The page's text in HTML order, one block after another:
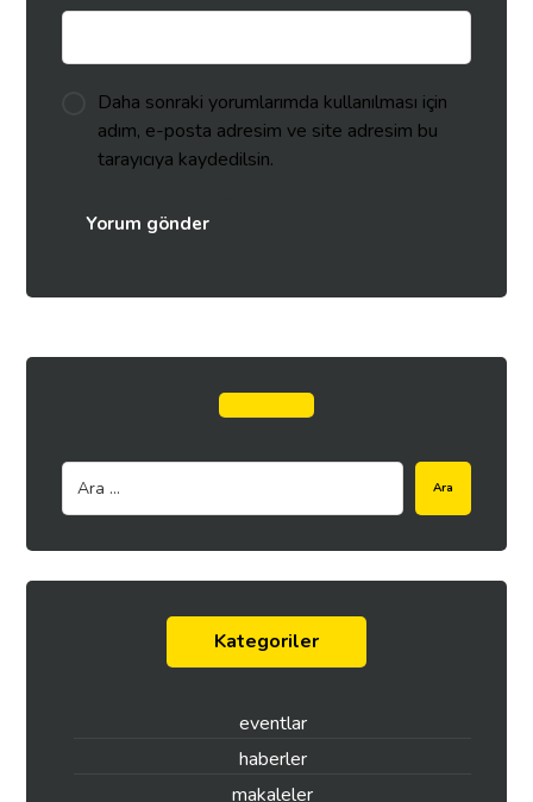
Daha sonraki yorumlarımda kullanılması için
adım, e-posta adresim ve site adresim bu
tarayıcıya kaydedilsin.
Yorum gönder
Ara
Kategoriler
eventlar
haberler
makaleler